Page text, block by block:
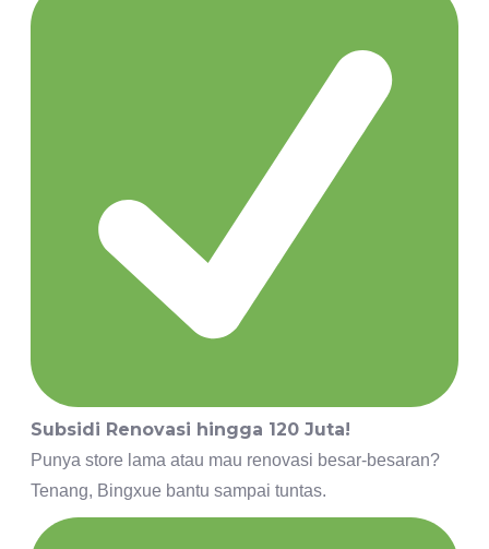
Subsidi Renovasi hingga 120 Juta!
Punya store lama atau mau renovasi besar-besaran?
Tenang, Bingxue bantu sampai tuntas.